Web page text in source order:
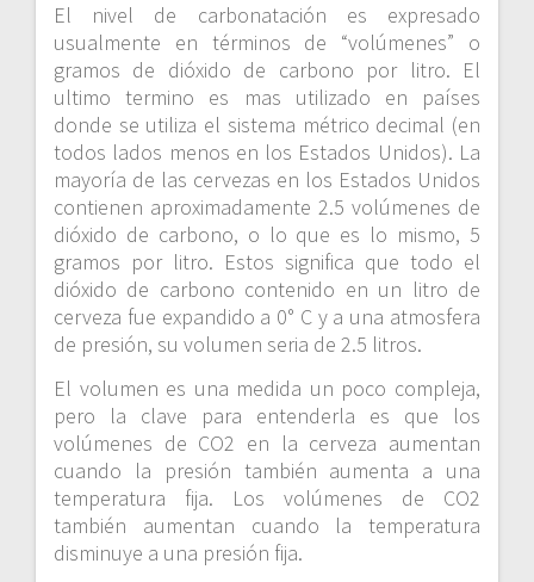
El nivel de carbonatación es expresado
usualmente en términos de “volúmenes” o
gramos de dióxido de carbono por litro. El
ultimo termino es mas utilizado en países
donde se utiliza el sistema métrico decimal (en
todos lados menos en los Estados Unidos). La
mayoría de las cervezas en los Estados Unidos
contienen aproximadamente 2.5 volúmenes de
dióxido de carbono, o lo que es lo mismo, 5
gramos por litro. Estos significa que todo el
dióxido de carbono contenido en un litro de
cerveza fue expandido a 0° C y a una atmosfera
de presión, su volumen seria de 2.5 litros.
El volumen es una medida un poco compleja,
pero la clave para entenderla es que los
volúmenes de CO2 en la cerveza aumentan
cuando la presión también aumenta a una
temperatura fija. Los volúmenes de CO2
también aumentan cuando la temperatura
disminuye a una presión fija.